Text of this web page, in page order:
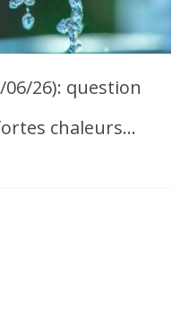
06/26): question
chaleurs…